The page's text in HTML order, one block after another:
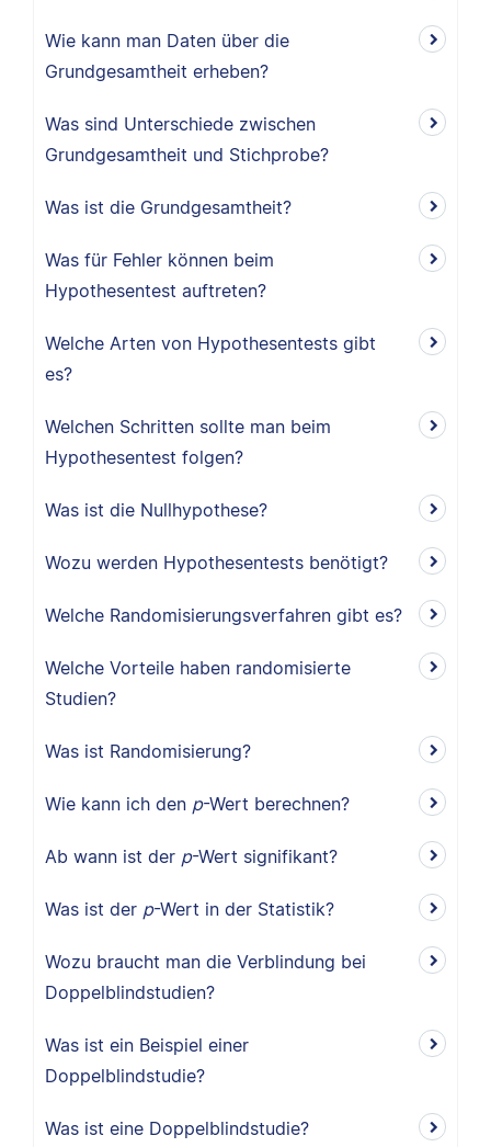
Wie kann man Daten über die
Grundgesamtheit erheben?
Was sind Unterschiede zwischen
Grundgesamtheit und Stichprobe?
Was ist die Grundgesamtheit?
Was für Fehler können beim
Hypothesentest auftreten?
Welche Arten von Hypothesentests gibt
es?
Welchen Schritten sollte man beim
Hypothesentest folgen?
Was ist die Nullhypothese?
Wozu werden Hypothesentests benötigt?
Welche Randomisierungsverfahren gibt es?
Welche Vorteile haben randomisierte
Studien?
Was ist Randomisierung?
Wie kann ich den p-Wert berechnen?
Ab wann ist der p-Wert signifikant?
Was ist der p-Wert in der Statistik?
Wozu braucht man die Verblindung bei
Doppelblindstudien?
Was ist ein Beispiel einer
Doppelblindstudie?
Was ist eine Doppelblindstudie?